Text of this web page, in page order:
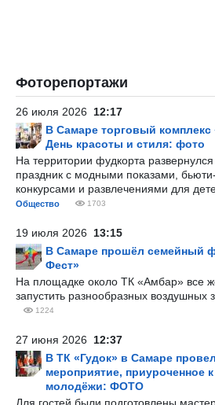
Фоторепортажи
26 июля 2026 12:17
В Самаре торговый
День красоты и стиля: фото
На территории фудкорта
праздник с модными показами, бьюти-
конкурсами и развлечениями для
Общество 1703
19 июля 2026 13:15
В Самаре прошёл семейный
Фест»
На площадке около ТК «Амбар» все
запустить разнообразных воздушных
1224
27 июня 2026 12:37
В ТК «Гудок» в Самаре
мероприятие, приуроченное
молодёжи: ФОТО